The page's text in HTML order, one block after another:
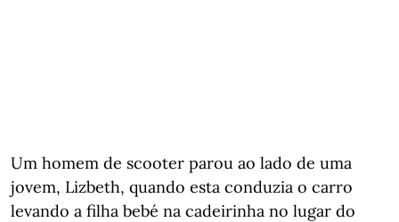
Um homem de scooter parou ao lado de uma
jovem, Lizbeth, quando esta conduzia o carro
levando a filha bebé na cadeirinha no lugar do